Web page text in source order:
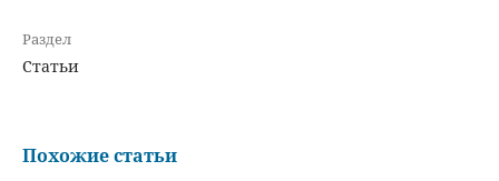
Раздел
Статьи
Похожие статьи